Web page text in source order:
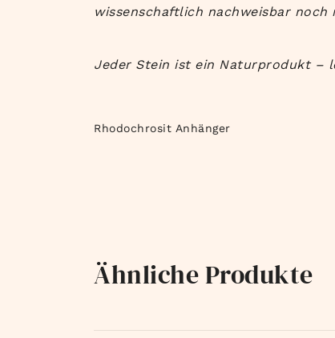
wissenschaftlich nachweisbar
Jeder Stein ist ein Naturprodukt –
Rhodochrosit Anhänger
Ähnliche Produkte